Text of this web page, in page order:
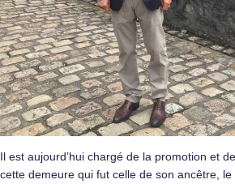
Il est aujourd’hui chargé de la promotion et
cette demeure qui fut celle de son ancêtre,